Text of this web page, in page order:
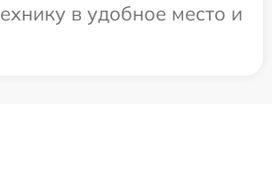
в удобное место и